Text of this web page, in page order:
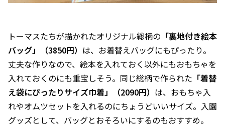
トーマスたちが描かれたオリジナル総柄の 「裏地付き絵本
バッグ」（3850円） は、お着替えバッグにもぴったり。
丈夫な作りなので、絵本を入れておく以外にもおもちゃを
入れておくのにも重宝しそう。同じ総柄で作られた 「着替
え袋にぴったりサイズ巾着」（2090円） は、おもちゃ入
れやオムツセットを入れるのにちょうどいいサイズ。入園
グッズとして、バッグとおそろいにするのもおすすめ。